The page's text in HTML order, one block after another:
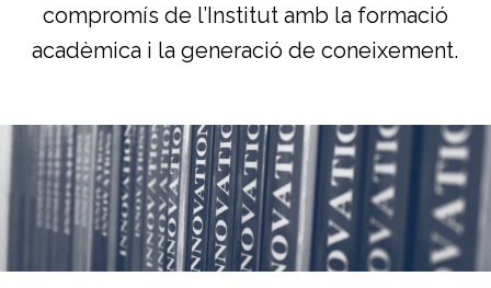
compromís de l’Institut amb la formació
acadèmica i la generació de coneixement.